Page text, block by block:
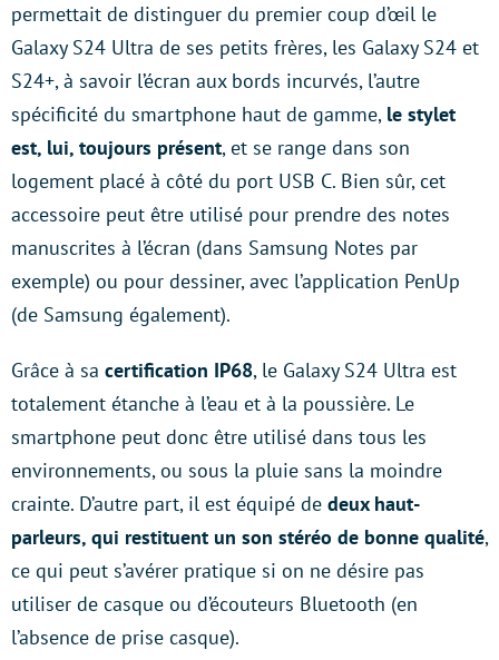
permettait de distinguer du premier coup d’œil le
Galaxy S24 Ultra de ses petits frères, les Galaxy S24 et
S24+, à savoir l’écran aux bords incurvés, l’autre
spécificité du smartphone haut de gamme, le stylet
est, lui, toujours présent, et se range dans son
logement placé à côté du port USB C. Bien sûr, cet
accessoire peut être utilisé pour prendre des notes
manuscrites à l’écran (dans Samsung Notes par
exemple) ou pour dessiner, avec l’application PenUp
(de Samsung également).
Grâce à sa certification IP68, le Galaxy S24 Ultra est
totalement étanche à l’eau et à la poussière. Le
smartphone peut donc être utilisé dans tous les
environnements, ou sous la pluie sans la moindre
crainte. D’autre part, il est équipé de deux haut-
parleurs, qui restituent un son stéréo de bonne qualité,
ce qui peut s’avérer pratique si on ne désire pas
utiliser de casque ou d’écouteurs Bluetooth (en
l’absence de prise casque).